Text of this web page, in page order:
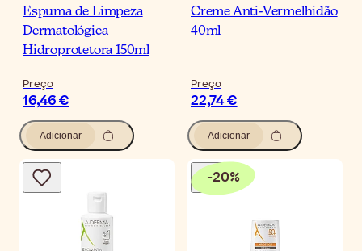
Espuma de Limpeza
Dermatológica
Hidroprotetora 150ml
Preço
16,46 €
Adicionar
Creme Anti-Vermelhidão
40ml
Preço
22,74 €
Adicionar
-20%